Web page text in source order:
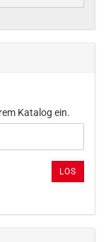
Katalog ein.
LOS